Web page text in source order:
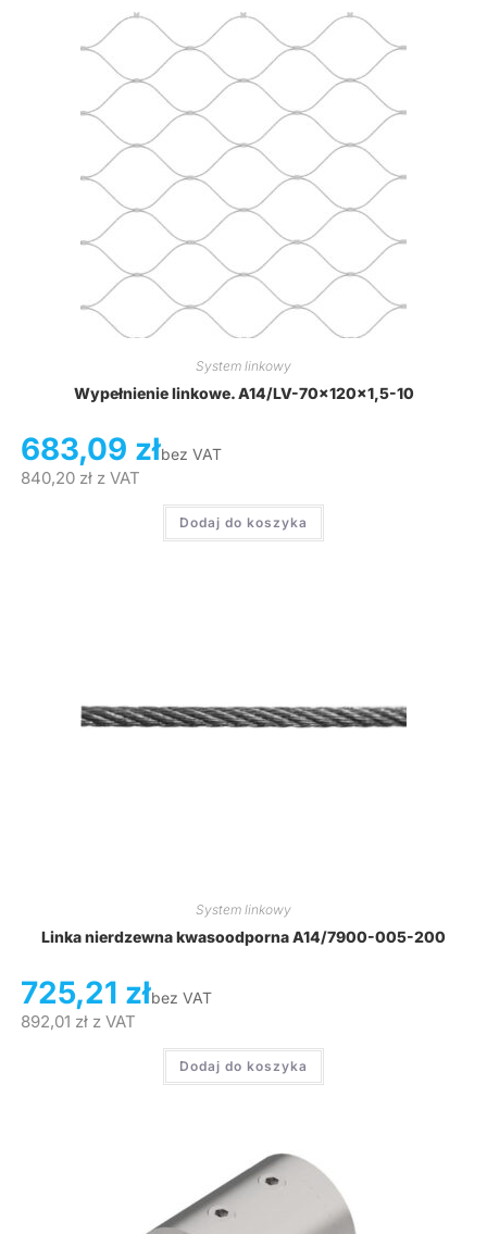
System linkowy
Wypełnienie linkowe. A14/LV-70x120x1,5-10
683,09 złbez VAT
840,20 złz VAT
Dodaj do koszyka
System linkowy
Linka nierdzewna kwasoodporna A14/7900-005-200
725,21 złbez VAT
892,01 złz VAT
Dodaj do koszyka